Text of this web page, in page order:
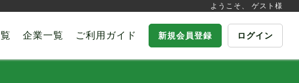
ようこそ、 ゲスト様
企業一覧 ご利用ガイド 新規会員登録 ログイン